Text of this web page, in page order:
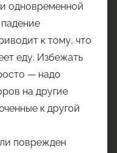
одновременной
к тому, что
еду. Избежать
— надо
на другие
к другой
поврежден